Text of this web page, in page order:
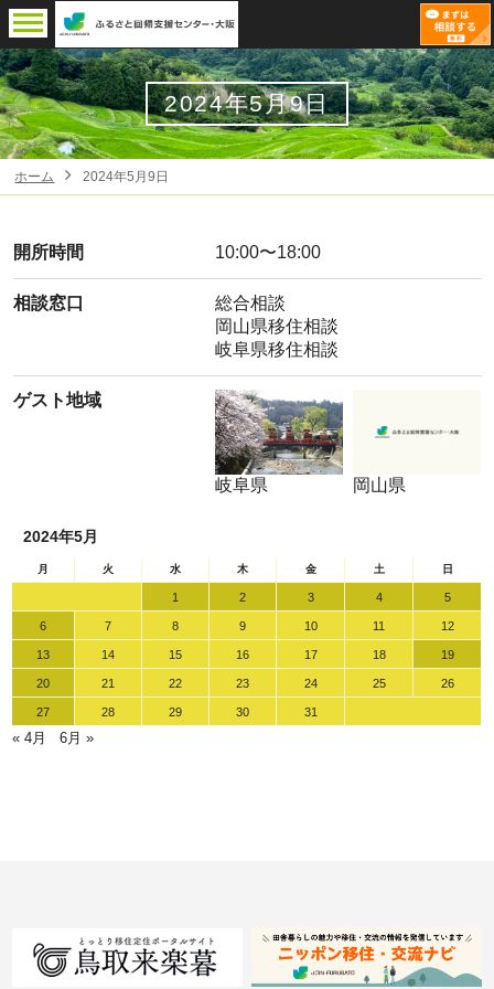
2024年5月9日
ホーム 2024年5月9日
開所時間 10:00〜18:00
相談窓口
総合相談
岡山県移住相談
岐阜県移住相談
ゲスト地域
岐阜県 岡山県
2024年5月
月 火 水 木 金 土 日
1 2 3 4 5
6 7 8 9 10 11 12
13 14 15 16 17 18 19
20 21 22 23 24 25 26
27 28 29 30 31
« 4月 6月 »